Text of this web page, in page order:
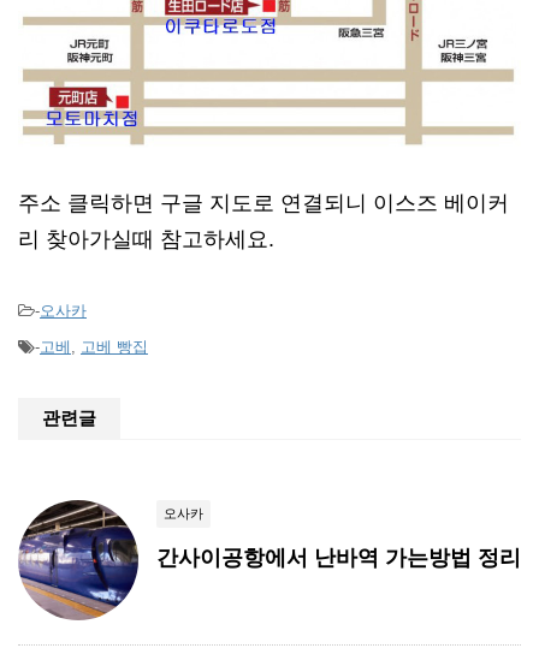
주소 클릭하면 구글 지도로 연결되니 이스즈 베이커
리 찾아가실때 참고하세요.
-오사카
-고베 , 고베 빵집
관련글
오사카
간사이공항에서 난바역 가는방법 정리